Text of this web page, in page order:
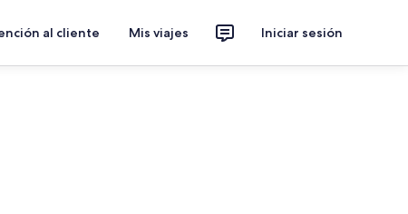
al cliente Mis viajes Iniciar sesión